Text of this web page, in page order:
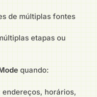
de múltiplas fontes
etapas ou
quando:
horários,